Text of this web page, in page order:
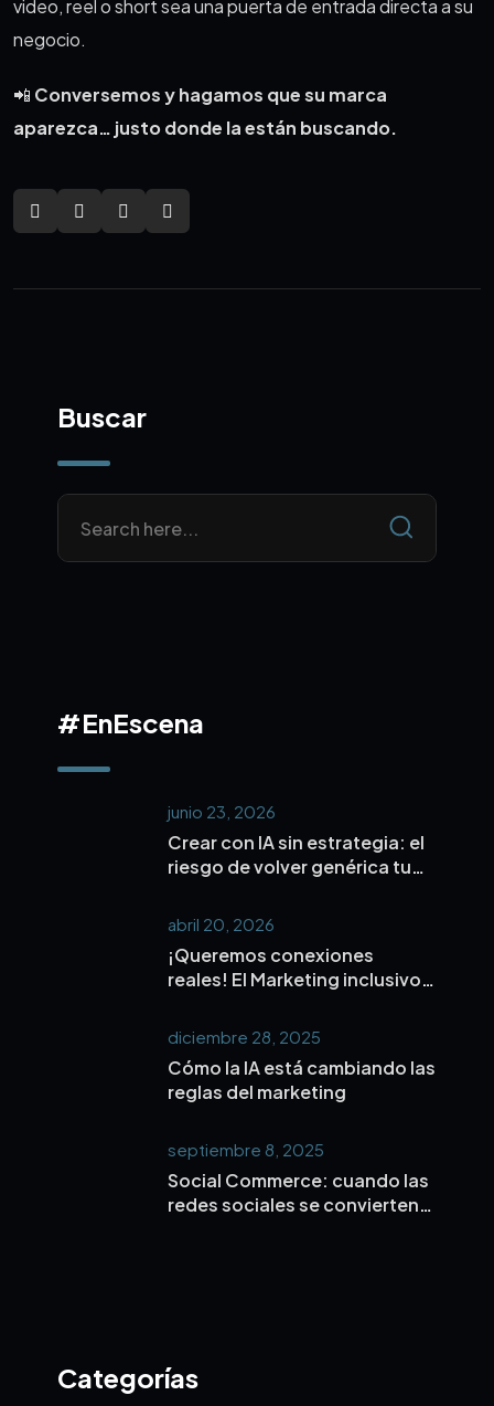
video, reel o short sea una puerta de entrada directa a su
negocio.
Conversemos y hagamos que su marca
aparezca… justo donde la están buscando.
Buscar
#EnEscena
junio 23, 2026
Crear con IA sin estrategia: el
riesgo de volver genérica tu
abril 20, 2026
¡Queremos conexiones
reales! El Marketing inclusivo y
forma de conectar de verdad
con tu público.
diciembre 28, 2025
Cómo la IA está cambiando las
reglas del marketing
septiembre 8, 2025
Social Commerce: cuando las
redes sociales se convierten
Categorías